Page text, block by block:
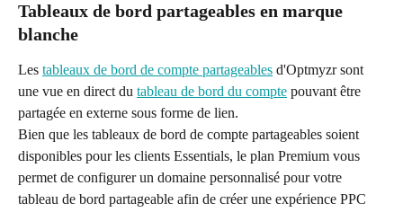
Tableaux de bord partageables en marque
blanche
Les tableaux de bord de compte partageables d'Optmyzr sont
une vue en direct du tableau de bord du compte pouvant être
partagée en externe sous forme de lien.
Bien que les tableaux de bord de compte partageables soient
disponibles pour les clients Essentials, le plan Premium vous
permet de configurer un domaine personnalisé pour votre
tableau de bord partageable afin de créer une expérience PPC